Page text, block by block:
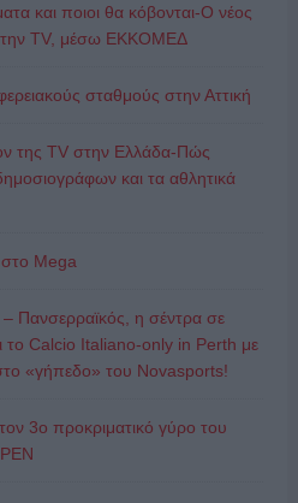
και ποιοι θα κόβονται-Ο νέος
TV, μέσω ΕΚΚΟΜΕΔ
σταθμούς στην Αττική
της TV στην Ελλάδα-Πώς
και τα αθλητικά
Mega
Πανσερραϊκός, η σέντρα σε
το Calcio Italiano-only in Perth με
«γήπεδο» του Novasports!
3ο προκριματικό γύρο του